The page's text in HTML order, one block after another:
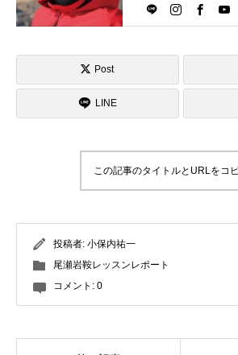
最新レッスン動画
レッスン動画一覧
コブ斜面の滑り方解説動画
常時メルマガ
Directlineスキースク
スキーインストラ
Post
LINE
この記事のタイトルとURLをコ
投稿者: 小保内祐一
尾瀬岩鞍レッスンレポート
コメント: 0